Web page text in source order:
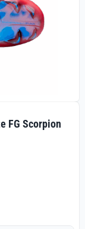
FG Scorpion